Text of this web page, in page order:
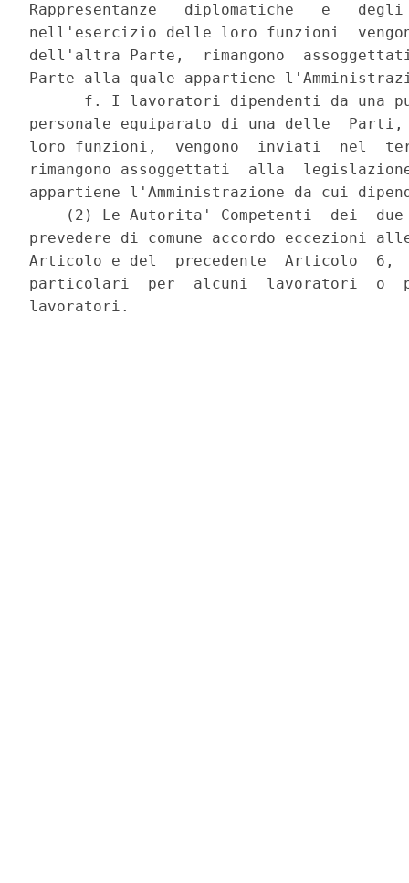
Rappresentanze   diplomatiche   e
nell'esercizio delle loro funzioni
dell'altra Parte,  rimangono
Parte alla quale appartiene
f. I lavoratori dipendenti da una
personale equiparato di una delle
loro funzioni,  vengono  inviati  nel
rimangono assoggettati  alla
appartiene l'Amministrazione da cui
(2) Le Autorita' Competenti  dei
prevedere di comune accordo eccezioni
Articolo e del  precedente  Articolo
particolari  per  alcuni  lavoratori  o
lavoratori.